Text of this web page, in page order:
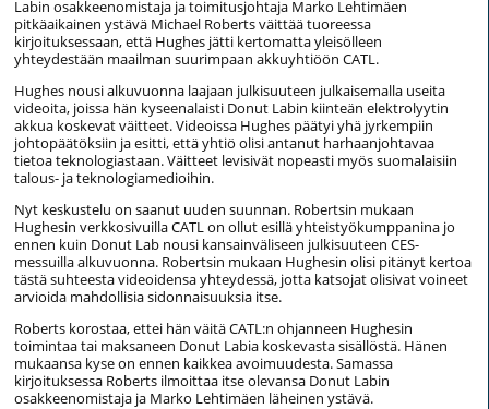
Labin osakkeenomistaja ja toimitusjohtaja Marko Lehtimäen
pitkäaikainen ystävä Michael Roberts väittää tuoreessa
kirjoituksessaan, että Hughes jätti kertomatta yleisölleen
yhteydestään maailman suurimpaan akkuyhtiöön CATL.
Hughes nousi alkuvuonna laajaan julkisuuteen julkaisemalla useita
videoita, joissa hän kyseenalaisti Donut Labin kiinteän elektrolyytin
akkua koskevat väitteet. Videoissa Hughes päätyi yhä jyrkempiin
johtopäätöksiin ja esitti, että yhtiö olisi antanut harhaanjohtavaa
tietoa teknologiastaan. Väitteet levisivät nopeasti myös suomalaisiin
talous- ja teknologiamedioihin.
Nyt keskustelu on saanut uuden suunnan. Robertsin mukaan
Hughesin verkkosivuilla CATL on ollut esillä yhteistyökumppanina jo
ennen kuin Donut Lab nousi kansainväliseen julkisuuteen CES-
messuilla alkuvuonna. Robertsin mukaan Hughesin olisi pitänyt kertoa
tästä suhteesta videoidensa yhteydessä, jotta katsojat olisivat voineet
arvioida mahdollisia sidonnaisuuksia itse.
Roberts korostaa, ettei hän väitä CATL:n ohjanneen Hughesin
toimintaa tai maksaneen Donut Labia koskevasta sisällöstä. Hänen
mukaansa kyse on ennen kaikkea avoimuudesta. Samassa
kirjoituksessa Roberts ilmoittaa itse olevansa Donut Labin
osakkeenomistaja ja Marko Lehtimäen läheinen ystävä.